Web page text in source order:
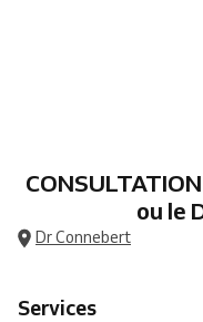
ou le
Dr Connebert
Services